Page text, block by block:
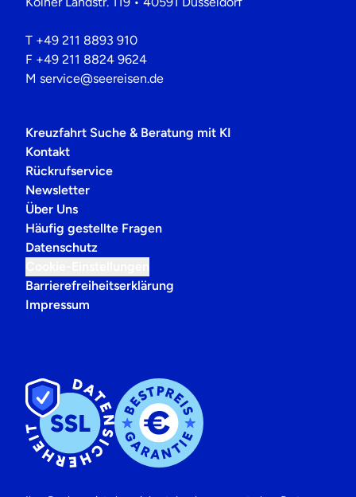
T +49 211 8893 910
F +49 211 8824 9624
M service@seereisen.de
Kreuzfahrt Suche & Beratung mit KI
Kontakt
Rückrufservice
Newsletter
Über Uns
Häufig gestellte Fragen
Datenschutz
Barrierefreiheitserklärung
Impressum